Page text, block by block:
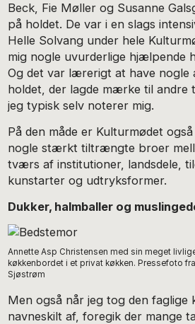
Beck, Fie Møller og Susanne
på holdet. De var i en slags
Helle Solvang under hele
mig nogle uvurderlige hjælpende
Og det var lærerigt at have nogle
holdet, der lagde mærke til andre
jeg typisk selv noterer mig.
På den måde er Kulturmødet
nogle stærkt tiltrængte broer
tværs af institutioner, landsdele,
kunstarter og udtryksformer.
Dukker, halmballer og
Annette Asp Christensen med sin meget
køkkenbordet i et privat køkken. Pressefoto
Sjøstrøm
Men også når jeg tog den faglige
navneskilt af, foregik der mange